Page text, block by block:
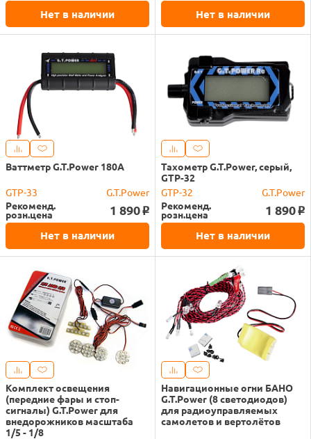
Нет в наличии Нет в наличии
Ваттметр G.T.Power 180A
GTP-33
G.T.Power
Рекоменд.
розн.цена 1 890 o
Нет в наличии
Тахометр G.T.Power, серый,
GTP-32
GTP-32
G.T.Power
Рекоменд.
розн.цена 1 890 o
Нет в наличии
Комплект освещения
(передние фары и стоп-
сигналы) G.T.Power для
внедорожников масштаба
1/5 - 1/8
Навигационные огни БАНО
G.T.Power (8 светодиодов)
для радиоуправляемых
самолетов и вертолётов